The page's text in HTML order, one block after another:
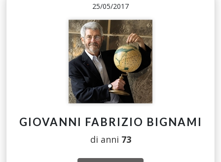
25/05/2017
GIOVANNI FABRIZIO BIGNAMI
di anni 73